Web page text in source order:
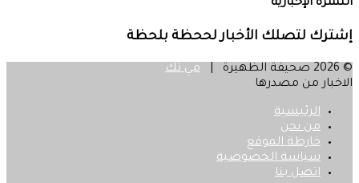
النشرة الإخبارية
إشترك لتصلك الأخبار لححظة بلحظة
© 2026 صحيفة الظهيرة |
مي تك
الاخبار من مصدرها
الرئيسية
من نحن
خارطة الموقع
سياسة الخصوصية
اتصل بنا